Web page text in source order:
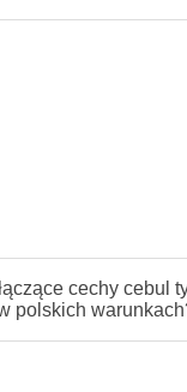
cechy cebul